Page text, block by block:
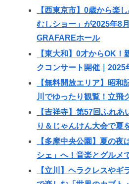
【西東京市】0歳から楽
むしショー」が2025年8
GRAFAREホール
【東大和】0才からOK！
クコンサート開催｜2025
【無料開放エリア】昭和
川でゆったり観覧！立飛
【吉祥寺】第57回ふれ
り＆じゃんけん大会で夏
【多摩中央公園】夏の夜
シェ」へ！音楽とグルメ
【立川】ヘラクレスやギ